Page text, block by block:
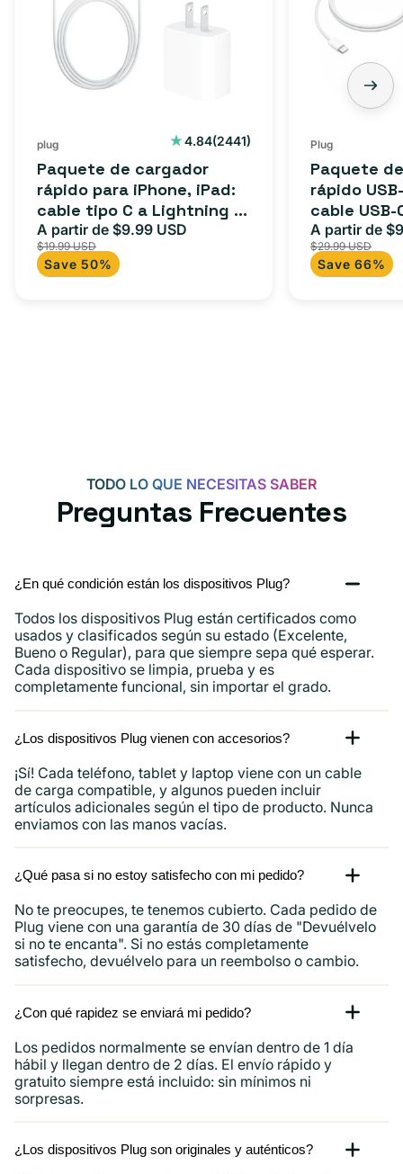
plug 4.84(2441)
2441
Paquete de cargador
rápido para iPhone, iPad:
cable tipo C a Lightning (1
m) + adaptador tipo C
Precio
de
oferta
A partir de $9.99 USD
$19.99 USD
Save 50%
Plug
Paquete
rápido
cable USB-
adaptador
para
iPad y más.
Precio
de
oferta
A partir de
$29.99 USD
Save 66%
TODO LO QUE NECESITAS SABER
Preguntas Frecuentes
¿En qué condición están los dispositivos Plug?
Todos los dispositivos Plug están certificados como
usados ​​y clasificados según su estado (Excelente,
Bueno o Regular), para que siempre sepa qué esperar.
Cada dispositivo se limpia, prueba y es
completamente funcional, sin importar el grado.
¿Los dispositivos Plug vienen con accesorios?
¡Sí! Cada teléfono, tablet y laptop viene con un cable
de carga compatible, y algunos pueden incluir
artículos adicionales según el tipo de producto. Nunca
enviamos con las manos vacías.
¿Qué pasa si no estoy satisfecho con mi pedido?
No te preocupes, te tenemos cubierto. Cada pedido de
Plug viene con una garantía de 30 días de "Devuélvelo
si no te encanta". Si no estás completamente
satisfecho, devuélvelo para un reembolso o cambio.
¿Con qué rapidez se enviará mi pedido?
Los pedidos normalmente se envían dentro de 1 día
hábil y llegan dentro de 2 días. El envío rápido y
gratuito siempre está incluido: sin mínimos ni
sorpresas.
¿Los dispositivos Plug son originales y auténticos?